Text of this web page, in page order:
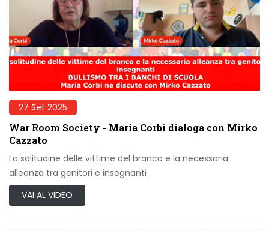
27 Set 2025
War Room Society - Maria Corbi dialoga con Mirko
Cazzato
La solitudine delle vittime del branco e la necessaria
alleanza tra genitori e insegnanti
VAI AL VIDEO